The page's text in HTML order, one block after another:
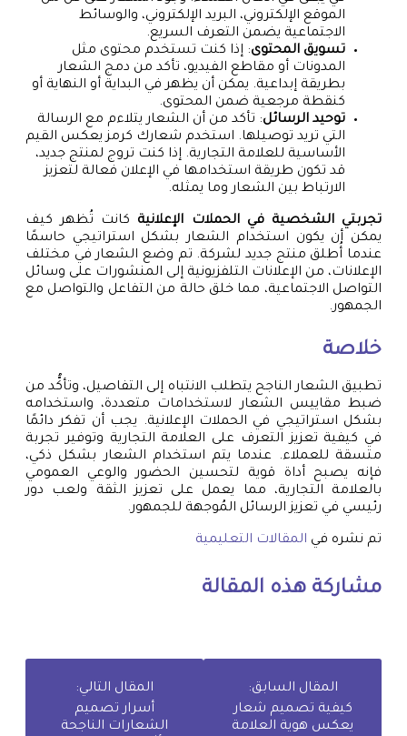
الموقع الإلكتروني، البريد الإلكتروني، والوسائط
الاجتماعية يضمن التعرف السريع.
تسويق المحتوى: إذا كنت تستخدم محتوى مثل
المدونات أو مقاطع الفيديو، تأكد من دمج الشعار
بطريقة إبداعية. يمكن أن يظهر في البداية أو النهاية أو
كنقطة مرجعية ضمن المحتوى.
توحيد الرسائل: تأكد من أن الشعار يتلاءم مع الرسالة
التي تريد توصيلها. استخدم شعارك كرمز يعكس القيم
الأساسية للعلامة التجارية. إذا كنت تروج لمنتج جديد،
قد تكون طريقة استخدامها في الإعلان فعالة لتعزيز
الارتباط بين الشعار وما يمثله.
تجربتي الشخصية في الحملات الإعلانية كانت تُظهر كيف
يمكن أن يكون استخدام الشعار بشكل استراتيجي حاسمًا
عندما أُطلق منتج جديد لشركة. تم وضع الشعار في مختلف
الإعلانات، من الإعلانات التلفزيونية إلى المنشورات على وسائل
التواصل الاجتماعية، مما خلق حالة من التفاعل والتواصل مع
الجمهور.
خلاصة
تطبيق الشعار الناجح يتطلب الانتباه إلى التفاصيل، وتأكُّد من
ضبط مقاييس الشعار لاستخدامات متعددة، واستخدامه
بشكل استراتيجي في الحملات الإعلانية. يجب أن تفكر دائمًا
في كيفية تعزيز التعرف على العلامة التجارية وتوفير تجربة
متسقة للعملاء. عندما يتم استخدام الشعار بشكل ذكي،
فإنه يصبح أداة قوية لتحسين الحضور والوعي العمومي
بالعلامة التجارية، مما يعمل على تعزيز الثقة ولعب دور
رئيسي في تعزيز الرسائل المُوجهة للجمهور.
تم نشره في المقالات التعليمية
مشاركة هذه المقالة
المقال السابق:
كيفية تصميم شعار
يعكس هوية العلامة
المقال التالي:
أسرار تصميم
الشعارات الناجحة